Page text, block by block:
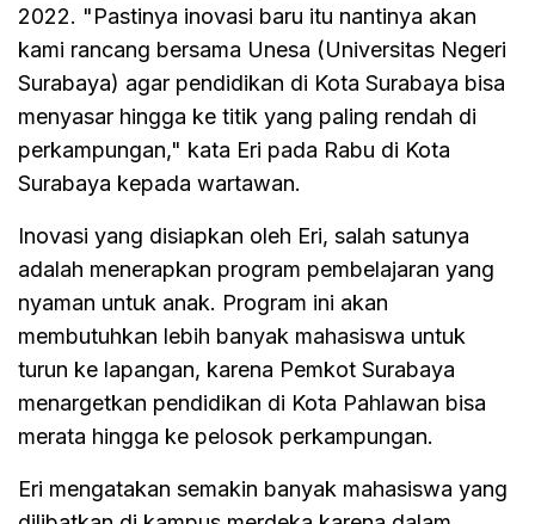
2022. "Pastinya inovasi baru itu nantinya akan
kami rancang bersama Unesa (Universitas Negeri
Surabaya) agar pendidikan di Kota Surabaya bisa
menyasar hingga ke titik yang paling rendah di
perkampungan," kata Eri pada Rabu di Kota
Surabaya kepada wartawan.
Inovasi yang disiapkan oleh Eri, salah satunya
adalah menerapkan program pembelajaran yang
nyaman untuk anak. Program ini akan
membutuhkan lebih banyak mahasiswa untuk
turun ke lapangan, karena Pemkot Surabaya
menargetkan pendidikan di Kota Pahlawan bisa
merata hingga ke pelosok perkampungan.
Eri mengatakan semakin banyak mahasiswa yang